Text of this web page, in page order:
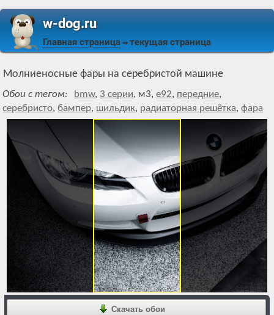
w-dog.ru
Главная страница ⇒ текущая страница
Молниеносные фары на серебристой машине
Обои с тегом: bmw, 3 серии, м3,e92, передние,
серебристо,бампер, шильдик, радиаторная решётка,фара
Скачать обои